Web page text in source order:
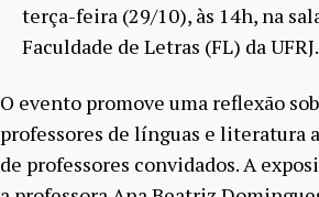
terça-feira (29/10), às 14h, na
Faculdade de Letras (FL) da UFRJ.
O evento promove uma reflexão
professores de línguas e literatura
de professores convidados. A